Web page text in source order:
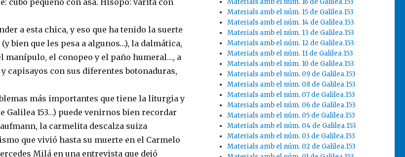
a esta chica, y eso que ha tenido la suerte
bien que les pesa a algunos…), la dalmática,
manípulo, el conopeo y el paño humeral…, a
capisayos con sus diferentes botonaduras,
más importantes que tiene la liturgia y
Galilea 153…) puede venirnos bien recordar
la carmelita descalza suiza
que vivió hasta su muerte en el Carmelo
Milá en una entrevista que dejó
Materials amb el núm. 16 de Galilea.153
Materials amb el núm. 15 de Galilea.153
Materials amb el núm. 14 de Galilea.153
Materials amb el núm. 13 de Galilea.153
Materials amb el núm. 12 de Galilea.153
Materials amb el núm. 11 de Galilea.153
Materials amb el núm. 10 de Galilea.153
Materials amb el núm. 09 de Galilea.153
Materials amb el núm. 08 de Galilea.153
Materials amb el núm. 07 de Galilea.153
Materials amb el núm. 06 de Galilea.153
Materials amb el núm. 05 de Galilea.153
Materials amb el núm. 04 de Galilea.153
Materials amb el núm. 03 de Galilea.153
Materials amb el núm. 02 de Galilea.153